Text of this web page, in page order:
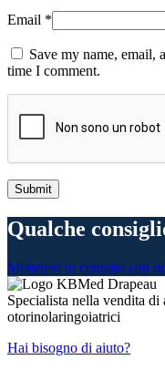
Email *
Save my name, email,
time I comment.
Qualche
Mettetevi in contatto con
Specialista nella vendita
otorinolaringoiatrici
Hai bisogno di aiuto?